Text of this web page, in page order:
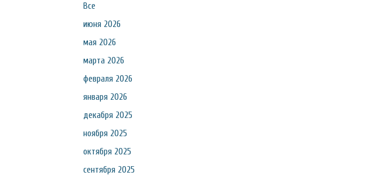
Все
июня 2026
мая 2026
марта 2026
февраля 2026
января 2026
декабря 2025
ноября 2025
октября 2025
сентября 2025